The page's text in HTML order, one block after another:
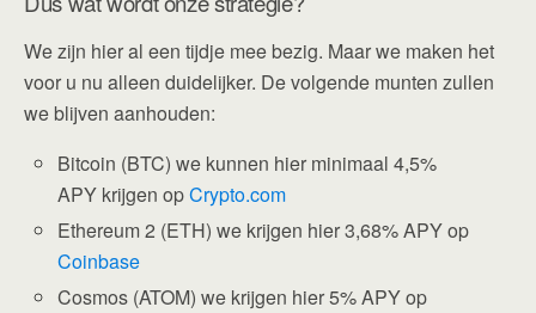
We zijn hier al een tijdje mee bezig. Maar we maken het
voor u nu alleen duidelijker. De volgende munten zullen
we blijven aanhouden:
Bitcoin (BTC) we kunnen hier minimaal 4,5%
APY krijgen opCrypto.com
Ethereum 2 (ETH) we krijgen hier 3,68% APY op
Coinbase
Cosmos (ATOM) we krijgen hier 5% APY op